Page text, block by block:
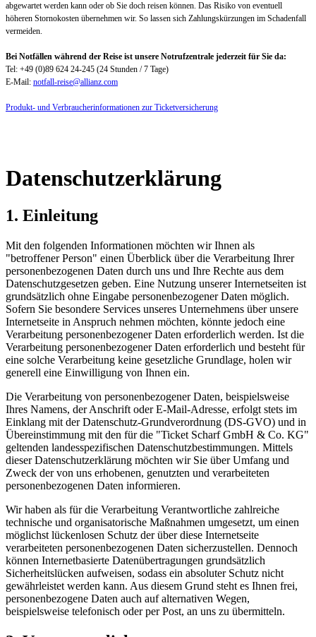
abgewartet werden kann oder ob Sie doch reisen können. Das Risiko von eventuell
höheren Stornokosten übernehmen wir. So lassen sich Zahlungskürzungen im Schadenfall
vermeiden.
Bei Notfällen während der Reise ist unsere Notrufzentrale jederzeit für Sie da:
Tel: +49 (0)89 624 24-245 (24 Stunden / 7 Tage)
E-Mail: notfall-reise@allianz.com
Produkt- und Verbraucherinformationen zur Ticketversicherung
Datenschutzerklärung
1. Einleitung
Mit den folgenden Informationen möchten wir Ihnen als
"betroffener Person" einen Überblick über die Verarbeitung Ihrer
personenbezogenen Daten durch uns und Ihre Rechte aus dem
Datenschutzgesetzen geben. Eine Nutzung unserer Internetseiten ist
grundsätzlich ohne Eingabe personenbezogener Daten möglich.
Sofern Sie besondere Services unseres Unternehmens über unsere
Internetseite in Anspruch nehmen möchten, könnte jedoch eine
Verarbeitung personenbezogener Daten erforderlich werden. Ist die
Verarbeitung personenbezogener Daten erforderlich und besteht für
eine solche Verarbeitung keine gesetzliche Grundlage, holen wir
generell eine Einwilligung von Ihnen ein.
Die Verarbeitung von personenbezogener Daten, beispielsweise
Ihres Namens, der Anschrift oder E-Mail-Adresse, erfolgt stets im
Einklang mit der Datenschutz-Grundverordnung (DS-GVO) und in
Übereinstimmung mit den für die "Ticket Scharf GmbH & Co. KG"
geltenden landesspezifischen Datenschutzbestimmungen. Mittels
dieser Datenschutzerklärung möchten wir Sie über Umfang und
Zweck der von uns erhobenen, genutzten und verarbeiteten
personenbezogenen Daten informieren.
Wir haben als für die Verarbeitung Verantwortliche zahlreiche
technische und organisatorische Maßnahmen umgesetzt, um einen
möglichst lückenlosen Schutz der über diese Internetseite
verarbeiteten personenbezogenen Daten sicherzustellen. Dennoch
können Internetbasierte Datenübertragungen grundsätzlich
Sicherheitslücken aufweisen, sodass ein absoluter Schutz nicht
gewährleistet werden kann. Aus diesem Grund steht es Ihnen frei,
personenbezogene Daten auch auf alternativen Wegen,
beispielsweise telefonisch oder per Post, an uns zu übermitteln.